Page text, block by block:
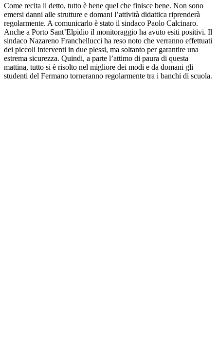
Come recita il detto, tutto è bene quel che finisce bene. Non sono
emersi danni alle strutture e domani l’attività didattica riprenderà
regolarmente. A comunicarlo è stato il sindaco Paolo Calcinaro.
Anche a Porto Sant’Elpidio il monitoraggio ha avuto esiti positivi. Il
sindaco Nazareno Franchellucci ha reso noto che verranno effettuati
dei piccoli interventi in due plessi, ma soltanto per garantire una
estrema sicurezza. Quindi, a parte l’attimo di paura di questa
mattina, tutto si è risolto nel migliore dei modi e da domani gli
studenti del Fermano torneranno regolarmente tra i banchi di scuola.